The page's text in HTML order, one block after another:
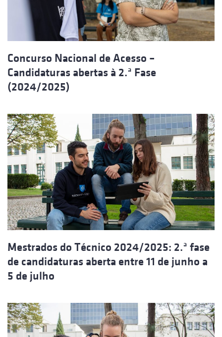
Concurso Nacional de Acesso –
Candidaturas abertas à 2.ª Fase
(2024/2025)
Mestrados do Técnico 2024/2025: 2.ª fase
de candidaturas aberta entre 11 de junho a
5 de julho